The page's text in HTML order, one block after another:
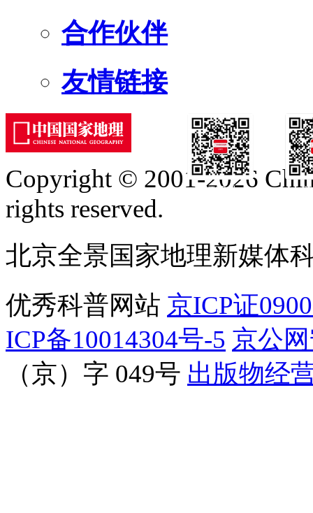
合作伙伴
友情链接
订阅号
Copyright © 2001-2026
rights reserved.
北京全景国家地理新媒体
优秀科普网站 京ICP证
ICP备10014304号-5 京公
（京）字 049号 出版物经